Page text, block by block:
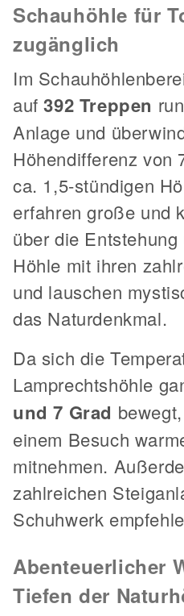
Schauhöhle für
zugänglich
Im
auf392 Treppen
Anlage und
Höhendifferenz von
ca. 1,5-stündigen
erfahren große und
über die
Höhle mit ihren
und lauschen
das Naturdenkmal.
Da sich die
Lamprechtshöhle
und 7 Grad
einem Besuch
mitnehmen.
zahlreichen
Schuhwerk
Abenteuerlicher
Tiefen der